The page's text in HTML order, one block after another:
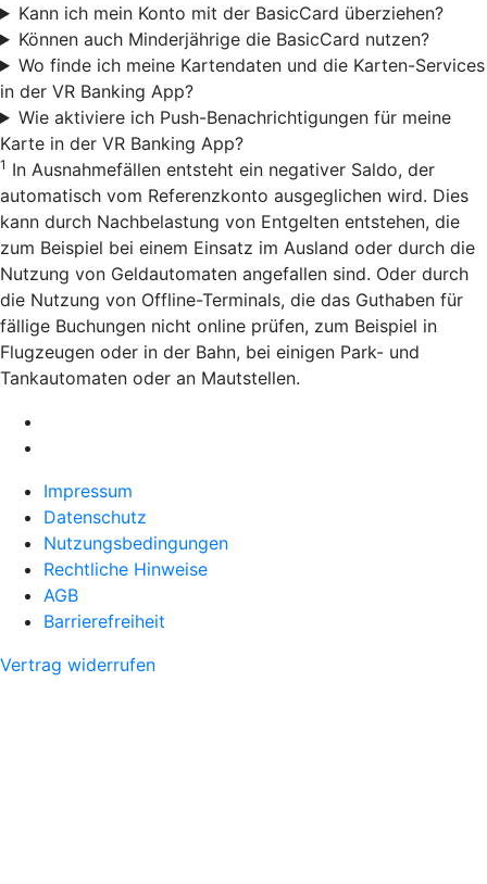
Kann ich mein Konto mit der BasicCard überziehen?
Können auch Minderjährige die BasicCard nutzen?
Wo finde ich meine Kartendaten und die Karten-Services
in der VR Banking App?
Wie aktiviere ich Push-Benachrichtigungen für meine
Karte in der VR Banking App?
1 In Ausnahmefällen entsteht ein negativer Saldo, der
automatisch vom Referenzkonto ausgeglichen wird. Dies
kann durch Nachbelastung von Entgelten entstehen, die
zum Beispiel bei einem Einsatz im Ausland oder durch die
Nutzung von Geldautomaten angefallen sind. Oder durch
die Nutzung von Offline-Terminals, die das Guthaben für
fällige Buchungen nicht online prüfen, zum Beispiel in
Flugzeugen oder in der Bahn, bei einigen Park- und
Tankautomaten oder an Mautstellen.
Impressum
Datenschutz
Nutzungsbedingungen
Rechtliche Hinweise
AGB
Barrierefreiheit
Vertrag widerrufen